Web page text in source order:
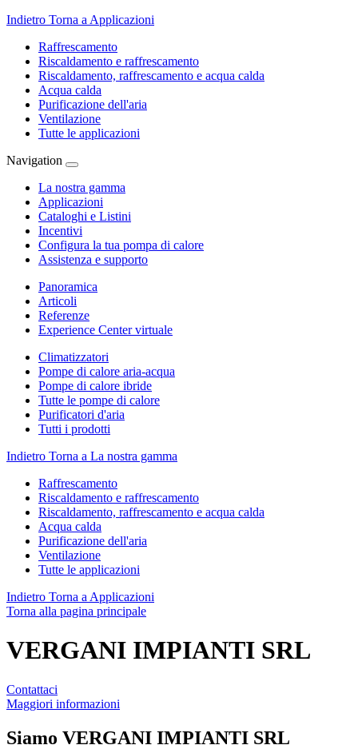
Indietro Torna a Applicazioni
Raffrescamento
Riscaldamento e raffrescamento
Riscaldamento, raffrescamento e acqua calda
Acqua calda
Purificazione dell'aria
Ventilazione
Tutte le applicazioni
Navigation
La nostra gamma
Applicazioni
Cataloghi e Listini
Incentivi
Configura la tua pompa di calore
Assistenza e supporto
Panoramica
Articoli
Referenze
Experience Center virtuale
Climatizzatori
Pompe di calore aria-acqua
Pompe di calore ibride
Tutte le pompe di calore
Purificatori d'aria
Tutti i prodotti
Indietro Torna a La nostra gamma
Raffrescamento
Riscaldamento e raffrescamento
Riscaldamento, raffrescamento e acqua calda
Acqua calda
Purificazione dell'aria
Ventilazione
Tutte le applicazioni
Indietro Torna a Applicazioni
Torna alla pagina principale
VERGANI IMPIANTI SRL
Contattaci
Maggiori informazioni
Siamo VERGANI IMPIANTI SRL